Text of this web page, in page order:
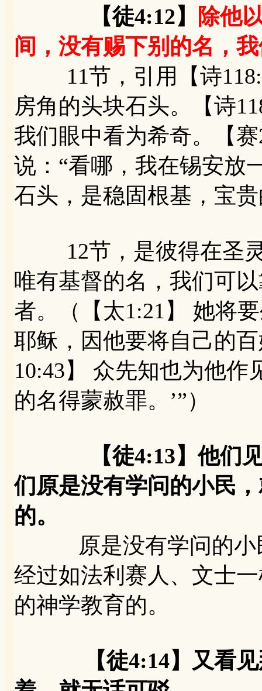
【徒4:12】
除他
间，没有赐下别的名，
11节，引用【诗
房角的头块石头。【诗
我们眼中看为希奇。【
说：“看哪，我在锡安放
石头，是稳固根基，宝
12节，是彼得在圣灵
唯有基督的名，我们可
者。（【太1:21】 她将
耶稣，因他要将自己的
10:43】 众先知也为他作
的名得蒙赦罪。’”）
【徒4:13】他们
们原是没有学问的小民
的。
原是没有学问的小民
经过如法利赛人、文士
的神学教育的。
【徒4:14】又看